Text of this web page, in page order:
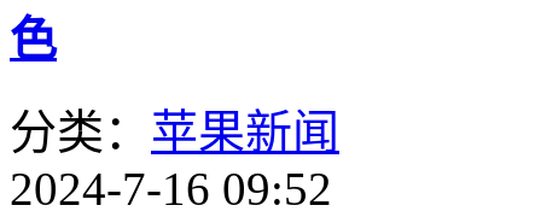
色
分类： 苹果新闻
2024-7-16 09:52